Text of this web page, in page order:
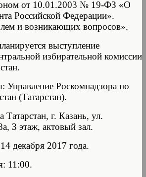
от 10.01.2003 № 19-ФЗ «О
Российской Федерации».
и возникающих вопросов».
выступление
избирательной комиссии
Управление Роскомнадзора по
(Татарстан).
Татарстан, г. Казань, ул.
3 этаж, актовый зал.
декабря 2017 года.
11:00.